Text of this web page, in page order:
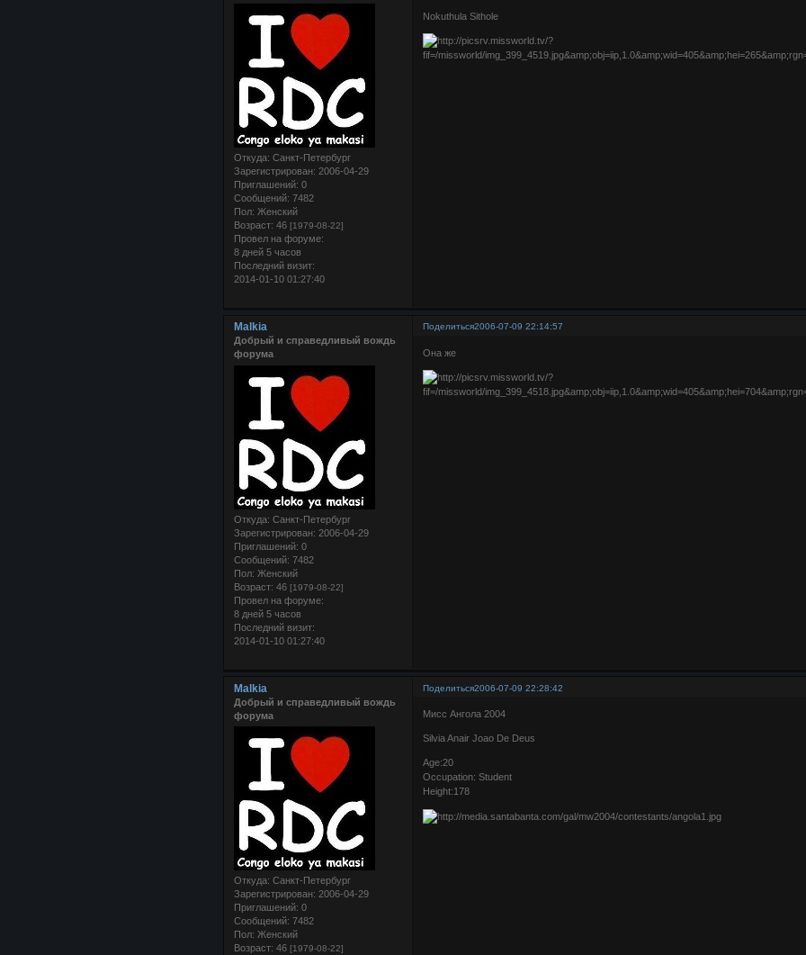
Откуда: Санкт-Петербург
Зарегистрирован: 2006-04-29
Приглашений: 0
Сообщений: 7482
Пол: Женский
Возраст: 46 [1979-08-22]
Провел на форуме:
8 дней 5 часов
Последний визит:
2014-01-10 01:27:40
Nokuthula Sithole
Поделиться2006-07-09 22:14:57
Malkia
Добрый и справедливый вождь
форума
Откуда: Санкт-Петербург
Зарегистрирован: 2006-04-29
Приглашений: 0
Сообщений: 7482
Пол: Женский
Возраст: 46 [1979-08-22]
Провел на форуме:
8 дней 5 часов
Последний визит:
2014-01-10 01:27:40
Она же
Поделиться2006-07-09 22:28:42
Malkia
Добрый и справедливый вождь
форума
Откуда: Санкт-Петербург
Зарегистрирован: 2006-04-29
Приглашений: 0
Сообщений: 7482
Пол: Женский
Возраст: 46 [1979-08-22]
Мисс Ангола 2004
Silvia Anair Joao De Deus
Age:20
Occupation: Student
Height:178